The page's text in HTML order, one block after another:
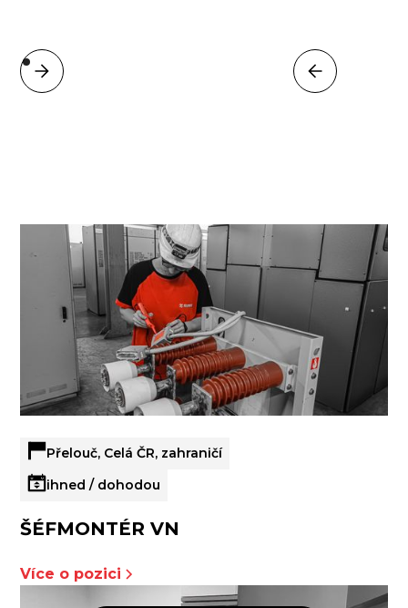
Přelouč, Celá ČR, zahraničí
ihned / dohodou
ŠÉFMONTÉR VN
Více o pozici